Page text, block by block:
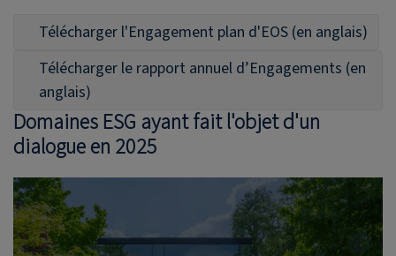
Télécharger l'Engagement plan d'EOS (en anglais)
Télécharger le rapport annuel d’Engagements (en
anglais)
Domaines ESG ayant fait l'objet d'un
dialogue en 2025